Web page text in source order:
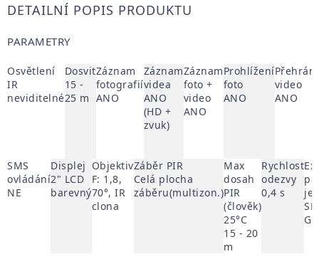
DETAILNÍ POPIS PRODUKTU
PARAMETRY
Osvětlení
IR
neviditelné
Dosvit
15 -
25 m
Záznam
fotografií
ANO
Záznam
videa
ANO
(HD +
zvuk)
Záznam
foto +
video
ANO
Prohlížení
foto
ANO
Přehrání
video
ANO
SMS
ovládání
NE
Displej
2" LCD
barevný
Objektiv
F: 1,8,
70°, IR
clona
Záběr PIR
Celá plocha
záběru(multizon.)
Max
dosah
PIR
(člověk)
25°C
15 - 20
m
Rychlost
odezvy
0,4 s
GB